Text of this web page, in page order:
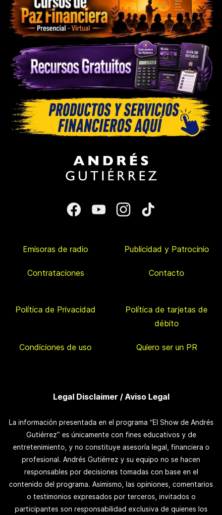
Emisoras de radio Publicidad y Patrocinio
Contrataciones Contacto
Política de Privacidad
Política de tarjetas de
débito
Condiciones de uso Quiero ser un PR
Legal Disclaimer / Aviso Legal
La información presentada en el programa “El Show de Andrés
Gutiérrez” es únicamente con fines educativos y de
entretenimiento, y no constituye asesoría legal, financiera o
profesional. Andrés Gutiérrez y su equipo no se hacen
responsables por decisiones tomadas con base en el
contenido del programa. Asimismo, las opiniones, comentarios
o testimonios expresados por terceros, invitados o
participantes son responsabilidad exclusiva de quienes los